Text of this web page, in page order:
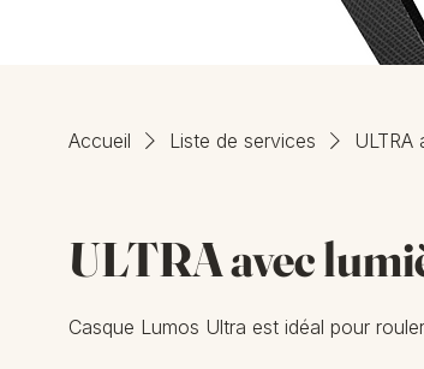
Accueil Liste de services
ULTRA avec
Casque Lumos Ultra est idéal pour